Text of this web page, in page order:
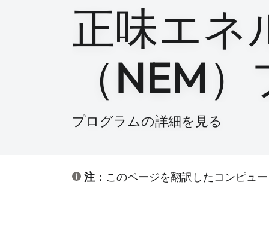
正味エネ
（NEM
プログラムの詳細を見る
注： このページを翻訳したコンピュ